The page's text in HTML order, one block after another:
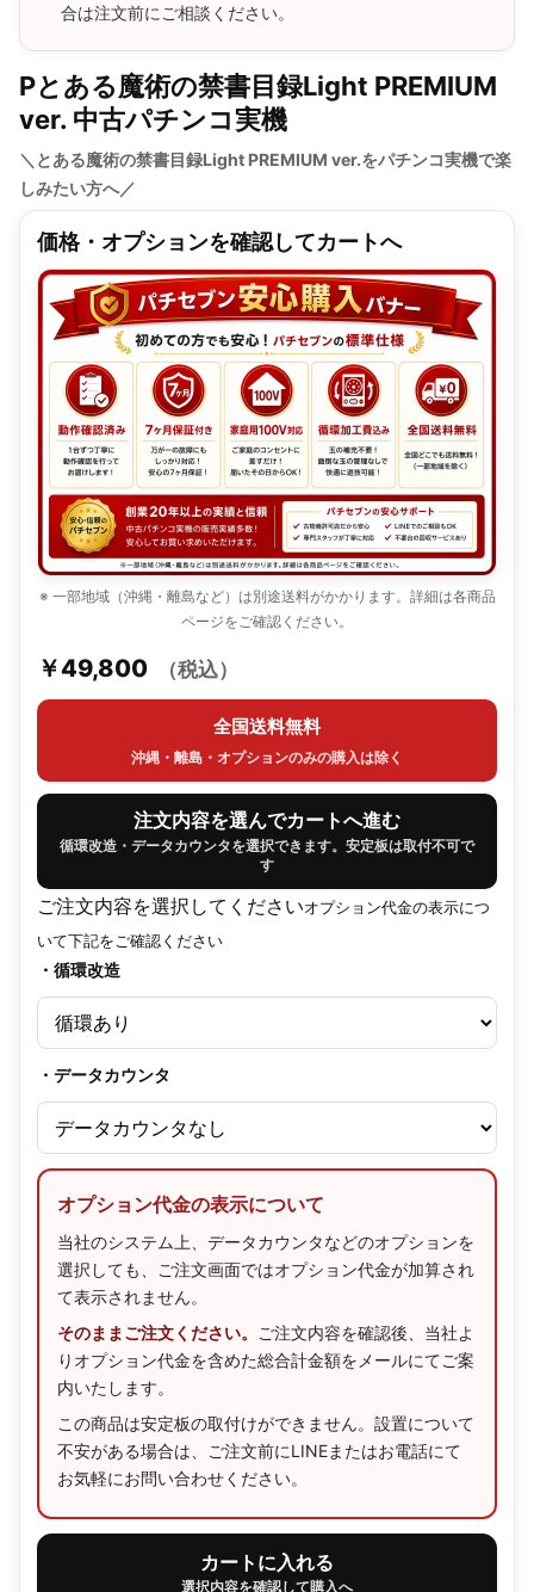
合は注文前にご相談ください。
Pとある魔術の禁書目録Light PREMIUM
ver. 中古パチンコ実機
＼とある魔術の禁書目録Light PREMIUM ver.をパチンコ実機で楽
しみたい方へ／
価格・オプションを確認してカートへ
※ 一部地域（沖縄・離島など）は別途送料がかかります。詳細は各商品
ページをご確認ください。
￥49,800 （税込）
全国送料無料
沖縄・離島・オプションのみの購入は除く
注文内容を選んでカートへ進む
循環改造・データカウンタを選択できます。安定板は取付不可で
す
ご注文内容を選択してくださいオプション代金の表示につ
いて下記をご確認ください
・循環改造
・データカウンタ
オプション代金の表示について
当社のシステム上、データカウンタなどのオプションを
選択しても、ご注文画面ではオプション代金が加算され
て表示されません。
そのままご注文ください。
ご注文内容を確認後、当社よ
りオプション代金を含めた総合計金額をメールにてご案
内いたします。
この商品は安定板の取付けができません。設置について
不安がある場合は、ご注文前にLINEまたはお電話にて
お気軽にお問い合わせください。
カートに入れる
選択内容を確認して購入へ